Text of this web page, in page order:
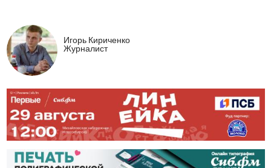
Игорь Кириченко
Журналист